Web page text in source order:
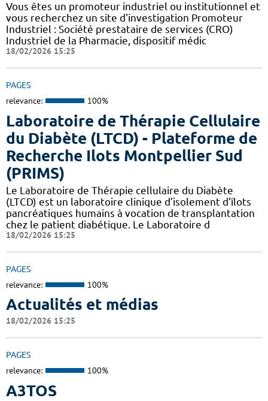
Vous êtes un promoteur industriel ou institutionnel et
vous recherchez un site d'investigation Promoteur
Industriel : Société prestataire de services (CRO)
Industriel de la Pharmacie, dispositif médic
18/02/2026 15:25
PAGES
relevance: 100%
Laboratoire de Thérapie Cellulaire
du Diabète (LTCD) - Plateforme de
Recherche Ilots Montpellier Sud
(PRIMS)
Le Laboratoire de Thérapie cellulaire du Diabète
(LTCD) est un laboratoire clinique d’isolement d’îlots
pancréatiques humains à vocation de transplantation
chez le patient diabétique. Le Laboratoire d
18/02/2026 15:25
PAGES
relevance: 100%
Actualités et médias
18/02/2026 15:25
PAGES
relevance: 100%
A3TOS